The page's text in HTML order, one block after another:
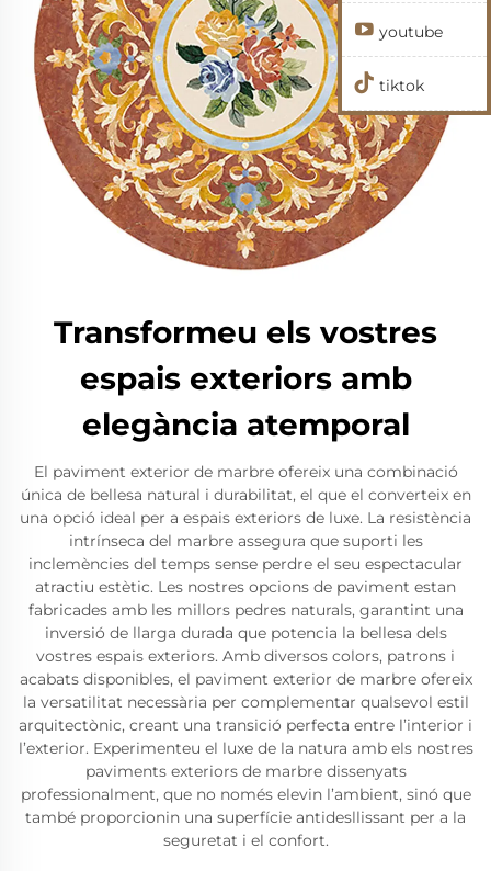
Transformeu els vostres
espais exteriors amb
elegància atemporal
El paviment exterior de marbre ofereix una combinació
única de bellesa natural i durabilitat, el que el converteix en
una opció ideal per a espais exteriors de luxe. La resistència
intrínseca del marbre assegura que suporti les
inclemències del temps sense perdre el seu espectacular
atractiu estètic. Les nostres opcions de paviment estan
fabricades amb les millors pedres naturals, garantint una
inversió de llarga durada que potencia la bellesa dels
vostres espais exteriors. Amb diversos colors, patrons i
acabats disponibles, el paviment exterior de marbre ofereix
la versatilitat necessària per complementar qualsevol estil
arquitectònic, creant una transició perfecta entre l’interior i
l’exterior. Experimenteu el luxe de la natura amb els nostres
paviments exteriors de marbre dissenyats
professionalment, que no només elevin l’ambient, sinó que
també proporcionin una superfície antidesllissant per a la
seguretat i el confort.
youtube
tiktok